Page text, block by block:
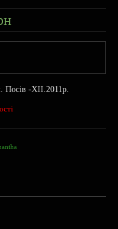
Посів -XII.2011р.